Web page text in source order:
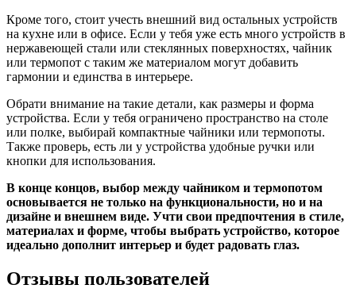
Кроме того, стоит учесть внешний вид остальных устройств
на кухне или в офисе. Если у тебя уже есть много устройств в
нержавеющей стали или стеклянных поверхностях, чайник
или термопот с таким же материалом могут добавить
гармонии и единства в интерьере.
Обрати внимание на такие детали, как размеры и форма
устройства. Если у тебя ограничено пространство на столе
или полке, выбирай компактные чайники или термопоты.
Также проверь, есть ли у устройства удобные ручки или
кнопки для использования.
В конце концов, выбор между чайником и термопотом
основывается не только на функциональности, но и на
дизайне и внешнем виде. Учти свои предпочтения в стиле,
материалах и форме, чтобы выбрать устройство, которое
идеально дополнит интерьер и будет радовать глаз.
Отзывы пользователей